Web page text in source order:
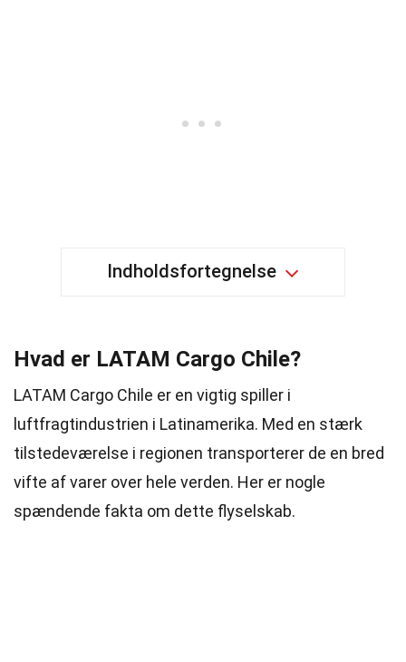
Indholdsfortegnelse
Hvad er LATAM Cargo Chile?
LATAM Cargo Chile er en vigtig spiller i
luftfragtindustrien i Latinamerika. Med en stærk
tilstedeværelse i regionen transporterer de en bred
vifte af varer over hele verden. Her er nogle
spændende fakta om dette flyselskab.